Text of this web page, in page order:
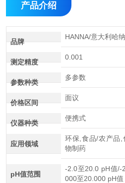
产品介绍
品牌
HANNA/意大利哈纳
测定精度
0.001
参数种类
多参数
价格区间
面议
仪器种类
便携式
应用领域
环保,食品/农产品,
物制药
pH值范围
-2.0至20.0 pH值/-
000至20.000 pH值